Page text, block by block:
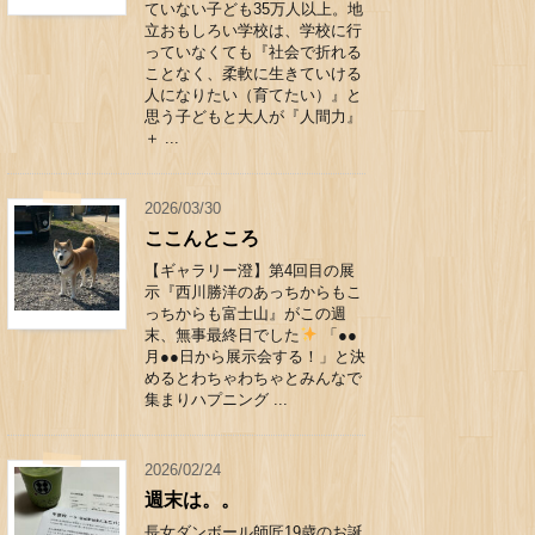
ていない子ども35万人以上。地
立おもしろい学校は、学校に行
っていなくても『社会で折れる
ことなく、柔軟に生きていける
人になりたい（育てたい）』と
思う子どもと大人が『人間力』
＋ ...
2026/03/30
ここんところ
【ギャラリー澄】第4回目の展
示『西川勝洋のあっちからもこ
っちからも富士山』がこの週
末、無事最終日でした
「●●
月●●日から展示会する！」と決
めるとわちゃわちゃとみんなで
集まりハプニング ...
2026/02/24
週末は。。